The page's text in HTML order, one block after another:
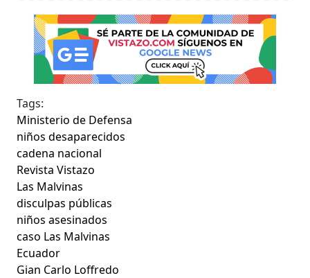
Tags:
Ministerio de Defensa
niños desaparecidos
cadena nacional
Revista Vistazo
Las Malvinas
disculpas públicas
niños asesinados
caso Las Malvinas
Ecuador
Gian Carlo Loffredo